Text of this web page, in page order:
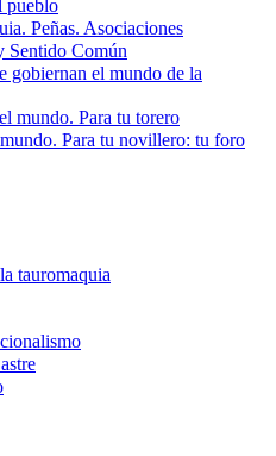
pueblo
Peñas. Asociaciones
Común
el mundo de la
mundo. Para tu torero
Para tu novillero: tu foro
tauromaquia